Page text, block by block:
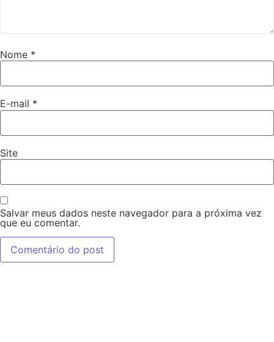
Nome *
E-mail *
Site
Salvar meus dados neste navegador para a próxima vez
que eu comentar.